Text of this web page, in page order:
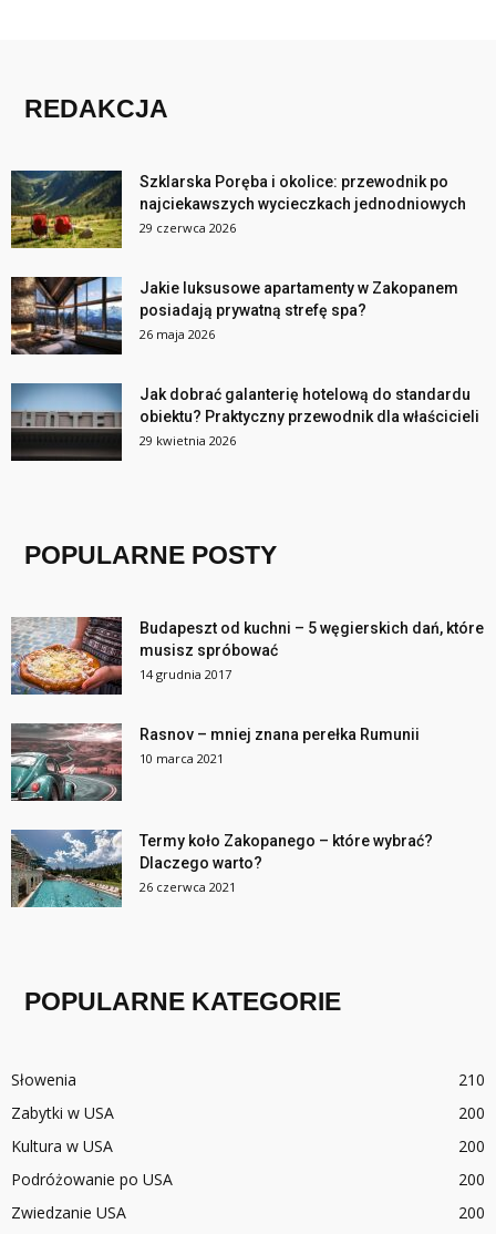
REDAKCJA
Szklarska Poręba i okolice: przewodnik po
najciekawszych wycieczkach jednodniowych
29 czerwca 2026
Jakie luksusowe apartamenty w Zakopanem
posiadają prywatną strefę spa?
26 maja 2026
Jak dobrać galanterię hotelową do standardu
obiektu? Praktyczny przewodnik dla właścicieli
29 kwietnia 2026
POPULARNE POSTY
Budapeszt od kuchni – 5 węgierskich dań, które
musisz spróbować
14 grudnia 2017
Rasnov – mniej znana perełka Rumunii
10 marca 2021
Termy koło Zakopanego – które wybrać?
Dlaczego warto?
26 czerwca 2021
POPULARNE KATEGORIE
Słowenia
210
Zabytki w USA
200
Kultura w USA
200
Podróżowanie po USA
200
Zwiedzanie USA
200